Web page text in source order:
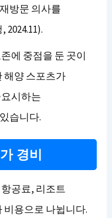
방문 의사를
에 중점을 둔 곳이
해양 스포츠가
시하는
습니다.
경비
공료, 리조트
비용으로 나뉩니다.